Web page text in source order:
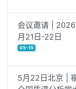
会议邀请 |
月21日-22日
05-15
5月22日北京 |